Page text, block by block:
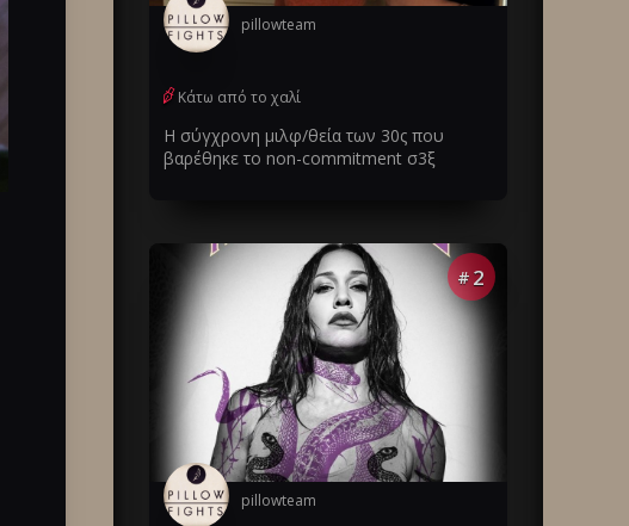
pillowteam
Κάτω από το χαλί
Η σύγχρονη μιλφ/θεία των 30ς που
βαρέθηκε το non-commitment σ3ξ
# 2
pillowteam